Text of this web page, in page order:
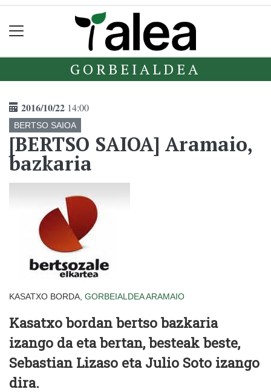
GORBEIALDEA
2016/10/22 14:00
BERTSO SAIOA
[BERTSO SAIOA] Aramaio,
bazkaria
KASATXO BORDA, GORBEIALDEAARAMAIO
Kasatxo bordan bertso bazkaria
izango da eta bertan, besteak beste,
Sebastian Lizaso eta Julio Soto izango
dira.